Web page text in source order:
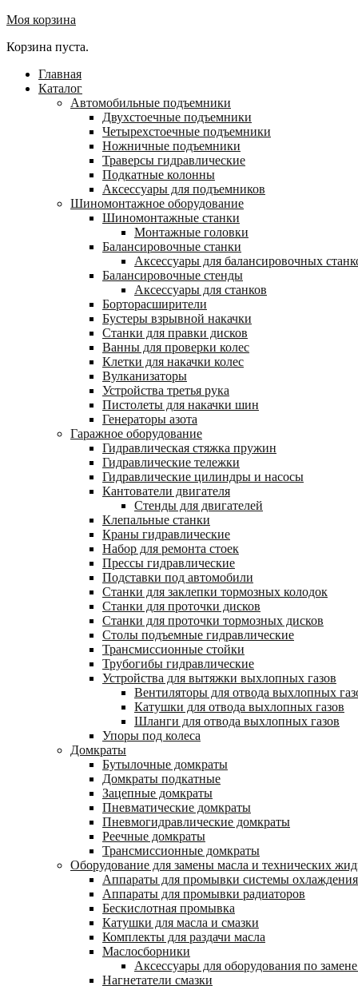
Моя корзина
Корзина пуста.
Главная
Каталог
Автомобильные подъемники
Двухстоечные подъемники
Четырехстоечные подъемники
Ножничные подъемники
Траверсы гидравлические
Подкатные колонны
Аксессуары для подъемников
Шиномонтажное оборудование
Шиномонтажные станки
Монтажные головки
Балансировочные станки
Аксессуары для балансировочных
Балансировочные стенды
Аксессуары для станков
Борторасширители
Бустеры взрывной накачки
Станки для правки дисков
Ванны для проверки колес
Клетки для накачки колес
Вулканизаторы
Устройства третья рука
Пистолеты для накачки шин
Генераторы азота
Гаражное оборудование
Гидравлическая стяжка пружин
Гидравлические тележки
Гидравлические цилиндры и насосы
Кантователи двигателя
Стенды для двигателей
Клепальные станки
Краны гидравлические
Набор для ремонта стоек
Прессы гидравлические
Подставки под автомобили
Станки для заклепки тормозных колодок
Станки для проточки дисков
Станки для проточки тормозных дисков
Столы подъемные гидравлические
Трансмиссионные стойки
Трубогибы гидравлические
Устройства для вытяжки выхлопных газов
Вентиляторы для отвода выхлопных
Катушки для отвода выхлопных газов
Шланги для отвода выхлопных газов
Упоры под колеса
Домкраты
Бутылочные домкраты
Домкраты подкатные
Зацепные домкраты
Пневматические домкраты
Пневмогидравлические домкраты
Реечные домкраты
Трансмиссионные домкраты
Оборудование для замены масла и технических
Аппараты для промывки системы охлаждения
Аппараты для промывки радиаторов
Бескислотная промывка
Катушки для масла и смазки
Комплекты для раздачи масла
Маслосборники
Аксессуары для оборудования по
Нагнетатели смазки